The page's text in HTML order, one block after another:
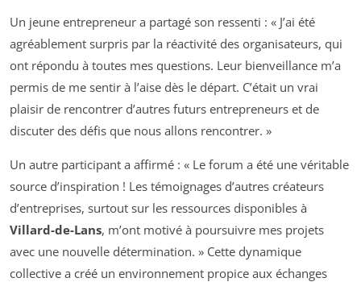
Un jeune entrepreneur a partagé son ressenti : « J’ai été
agréablement surpris par la réactivité des organisateurs, qui
ont répondu à toutes mes questions. Leur bienveillance m’a
permis de me sentir à l’aise dès le départ. C’était un vrai
plaisir de rencontrer d’autres futurs entrepreneurs et de
discuter des défis que nous allons rencontrer. »
Un autre participant a affirmé : « Le forum a été une véritable
source d’inspiration ! Les témoignages d’autres créateurs
d’entreprises, surtout sur les ressources disponibles à
Villard-de-Lans, m’ont motivé à poursuivre mes projets
avec une nouvelle détermination. » Cette dynamique
collective a créé un environnement propice aux échanges